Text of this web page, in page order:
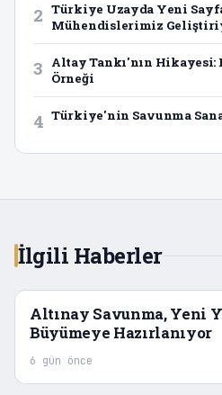
2 Türkiye Uzayda Yeni
Mühendislerimiz
3
Altay Tankı'nın Hikayesi:
Örneği
4 Türkiye'nin Savunma
İlgili Haberler
Altınay Savunma, Yeni
Büyümeye Hazırlanıyor
6 gün önce